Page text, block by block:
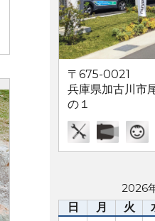
〒675-0021
兵庫県加古川市
の１
2026
日 月 火